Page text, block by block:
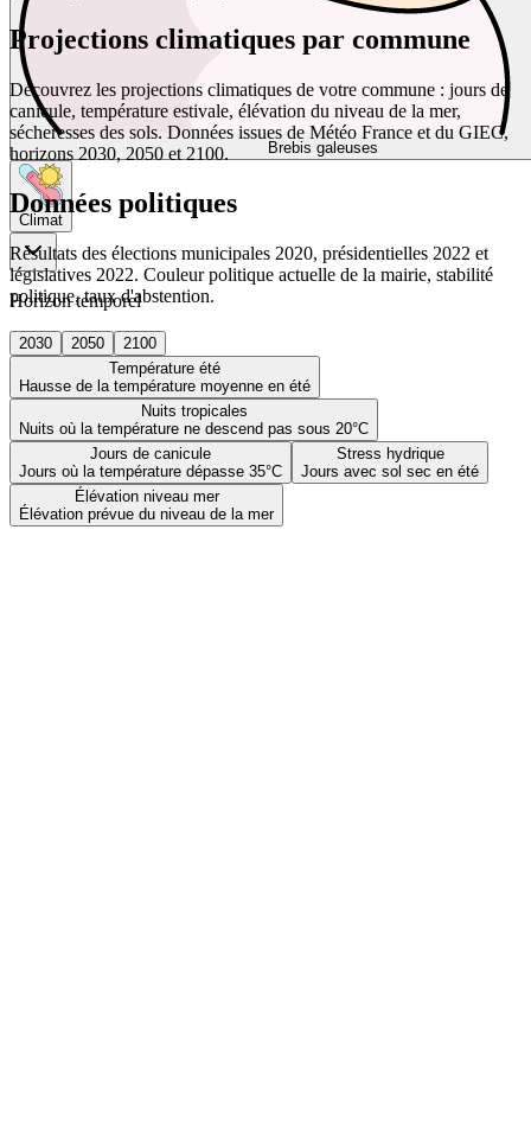
Brebis galeuses
Climat
Horizon temporel
2030 2050
2100
Température été
Hausse de la température moyenne en été
Nuits tropicales
Nuits où la température ne descend pas sous 20°C
Jours de canicule
Jours où la température dépasse 35°C
Stress hydrique
Jours avec sol sec en été
Élévation niveau mer
Élévation prévue du niveau de la mer
Projections climatiques par commune
Découvrez les projections climatiques de votre commune : jours de
canicule, température estivale, élévation du niveau de la mer,
sécheresses des sols. Données issues de Météo France et du GIEC,
horizons 2030, 2050 et 2100.
Données politiques
Résultats des élections municipales 2020, présidentielles 2022 et
législatives 2022. Couleur politique actuelle de la mairie, stabilité
politique, taux d'abstention.